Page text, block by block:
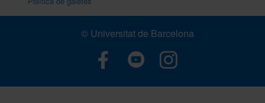
© Universitat de Barcelona